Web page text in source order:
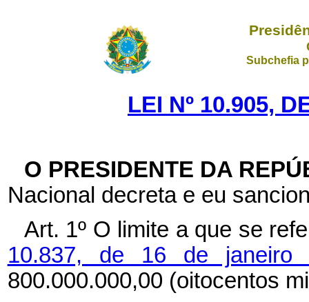
Subchefia
LEI Nº 10.905,
O PRESIDENTE DA
Nacional decreta e eu
Art. 1º O limite a que se
10.837, de 16 de
800.000.000,00 (oitocentos